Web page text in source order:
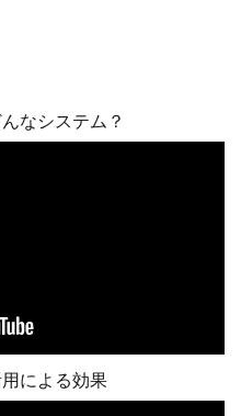
なシステム？
用による効果